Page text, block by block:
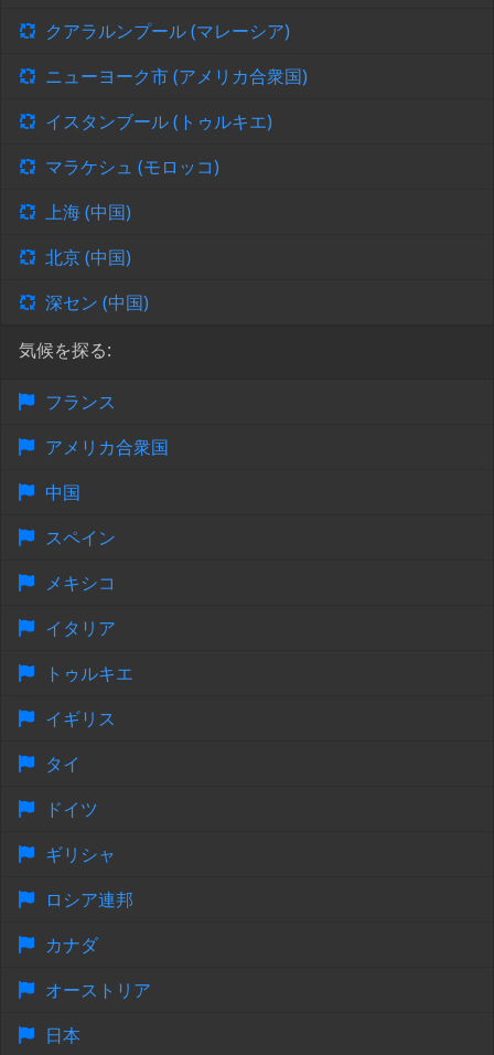
クアラルンプール (マレーシア)
ニューヨーク市 (アメリカ合衆国)
イスタンブール (トゥルキエ)
マラケシュ (モロッコ)
上海 (中国)
北京 (中国)
深セン (中国)
気候を探る:
フランス
アメリカ合衆国
中国
スペイン
メキシコ
イタリア
トゥルキエ
イギリス
タイ
ドイツ
ギリシャ
ロシア連邦
カナダ
オーストリア
日本